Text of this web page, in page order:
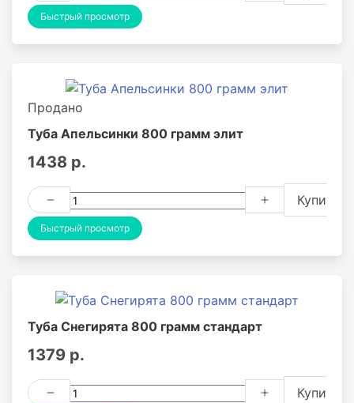
Быстрый просмотр
Продано
Туба Апельсинки 800 грамм элит
1438 р.
Купить
Быстрый просмотр
Туба Снегирята 800 грамм стандарт
1379 р.
Купить